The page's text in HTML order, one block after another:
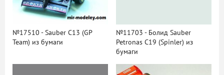
№17510 - Sauber C13 (GP
Team) из бумаги
№11703 - Болид Sauber
Petronas C19 (Spinler) из
бумаги